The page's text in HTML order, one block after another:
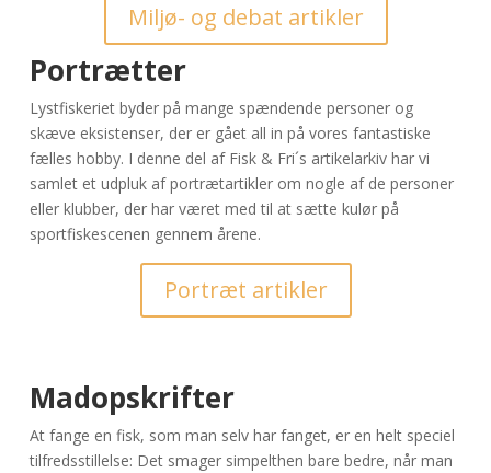
Miljø- og debat artikler
Portrætter
Lystfiskeriet byder på mange spændende personer og
skæve eksistenser, der er gået all in på vores fantastiske
fælles hobby. I denne del af Fisk & Fri´s artikelarkiv har vi
samlet et udpluk af portrætartikler om nogle af de personer
eller klubber, der har været med til at sætte kulør på
sportfiskescenen gennem årene.
Portræt artikler
Madopskrifter
At fange en fisk, som man selv har fanget, er en helt speciel
tilfredsstillelse: Det smager simpelthen bare bedre, når man